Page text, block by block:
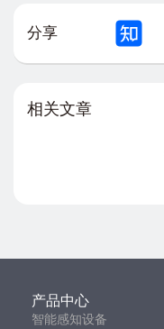
一套系统由哪
如：
电子制造 ：温湿度波
分享
相关文章
产品中心
智能感知设备